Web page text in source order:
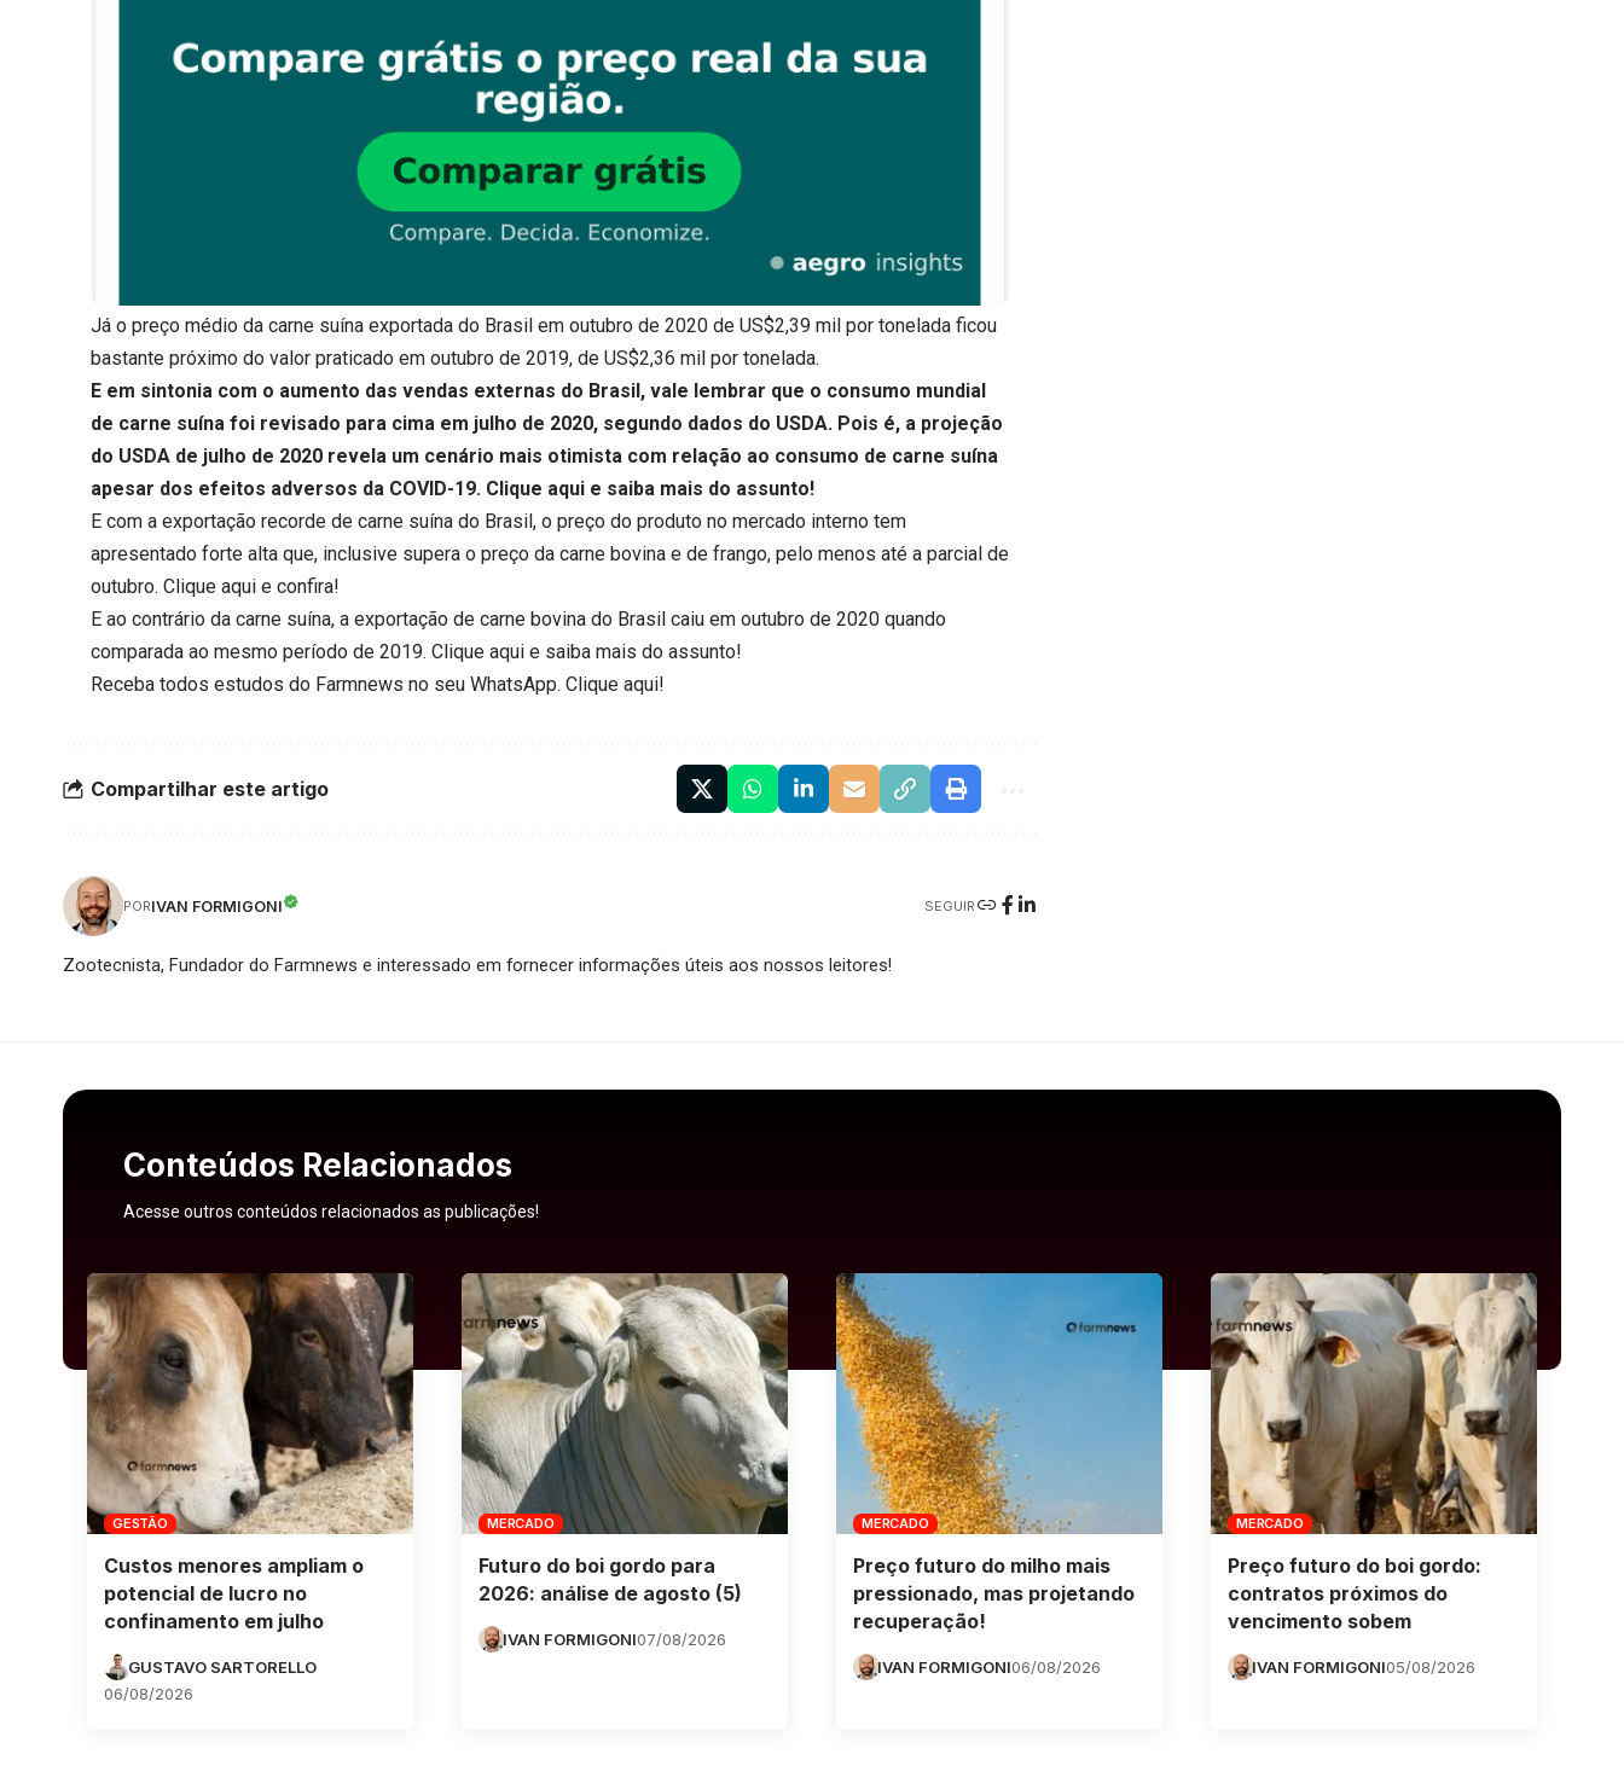
Já o preço médio da carne suína exportada do Brasil em outubro de 2020 de US$2,39 mil por tonelada ficou
bastante próximo do valor praticado em outubro de 2019, de US$2,36 mil por tonelada.
E em sintonia com o aumento das vendas externas do Brasil, vale lembrar que o consumo mundial
de carne suína foi revisado para cima em julho de 2020, segundo dados do USDA. Pois é, a projeção
do USDA de julho de 2020 revela um cenário mais otimista com relação ao consumo de carne suína
apesar dos efeitos adversos da COVID-19. Clique aqui e saiba mais do assunto!
E com a exportação recorde de carne suína do Brasil, o preço do produto no mercado interno tem
apresentado forte alta que, inclusive supera o preço da carne bovina e de frango, pelo menos até a parcial de
outubro.Clique aqui e confira!
E ao contrário da carne suína, a exportação de carne bovina do Brasil caiu em outubro de 2020 quando
comparada ao mesmo período de 2019.Clique aqui e saiba mais do assunto!
Receba todos estudos do Farmnews no seu WhatsApp.Clique aqui!
Compartilhar este artigo
PORIVAN FORMIGONI SEGUIR
Zootecnista, Fundador do Farmnews e interessado em fornecer informações úteis aos nossos leitores!
Conteúdos Relacionados
Acesse outros conteúdos relacionados as publicações!
GESTÃO
Custos menores ampliam o
potencial de lucro no
confinamento em julho
GUSTAVO SARTORELLO
06/08/2026
MERCADO
Futuro do boi gordo para
2026: análise de agosto (5)
IVAN FORMIGONI07/08/2026
MERCADO
Preço futuro do milho mais
pressionado, mas projetando
recuperação!
IVAN FORMIGONI06/08/2026
MERCADO
Preço futuro do boi gordo:
contratos próximos do
vencimento sobem
IVAN FORMIGONI05/08/2026